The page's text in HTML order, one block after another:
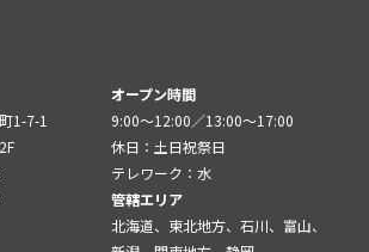
1-7-1
オープン時間
9:00～12:00／13:00～17:00
休日：土日祝祭日
テレワーク：水
管轄エリア
北海道、東北地方、石川、富山、